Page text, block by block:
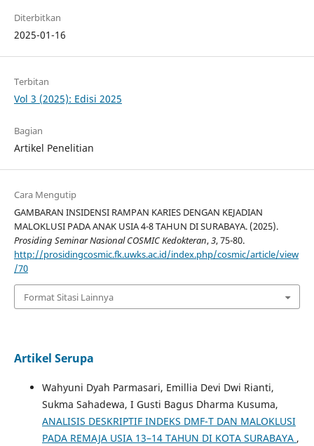
Diterbitkan
2025-01-16
Terbitan
Vol 3 (2025): Edisi 2025
Bagian
Artikel Penelitian
Cara Mengutip
GAMBARAN INSIDENSI RAMPAN KARIES DENGAN KEJADIAN
MALOKLUSI PADA ANAK USIA 4-8 TAHUN DI SURABAYA. (2025).
Prosiding Seminar Nasional COSMIC Kedokteran,3, 75-80.
http://prosidingcosmic.fk.uwks.ac.id/index.php/cosmic/article/view
/70
Format Sitasi Lainnya
Artikel Serupa
Wahyuni Dyah Parmasari, Emillia Devi Dwi Rianti,
Sukma Sahadewa, I Gusti Bagus Dharma Kusuma,
ANALISIS DESKRIPTIF INDEKS DMF-T DAN MALOKLUSI
PADA REMAJA USIA 13–14 TAHUN DI KOTA SURABAYA ,